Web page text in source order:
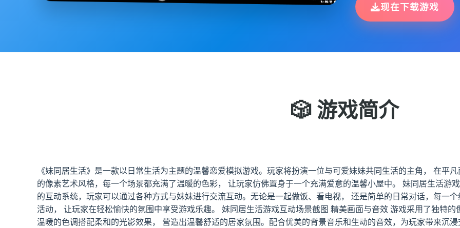
现在下载游戏
🎲 游戏简介
《妹同居生活》是一款以日常生活为主题的温馨恋爱模拟游戏。玩家将扮演一位与可爱妹妹共同生活的主角， 在平
的像素艺术风格，每一个场景都充满了温暖的色彩， 让玩家仿佛置身于一个充满爱意的温馨小屋中。 妹同居生活游
的互动系统，玩家可以通过各种方式与妹妹进行交流互动。无论是一起做饭、看电视， 还是简单的日常对话，每一
活动， 让玩家在轻松愉快的氛围中享受游戏乐趣。 妹同居生活游戏互动场景截图 精美画面与音效 游戏采用了独特的
温暖的色调搭配柔和的光影效果， 营造出温馨舒适的居家氛围。配合优美的背景音乐和生动的音效，为玩家带来沉